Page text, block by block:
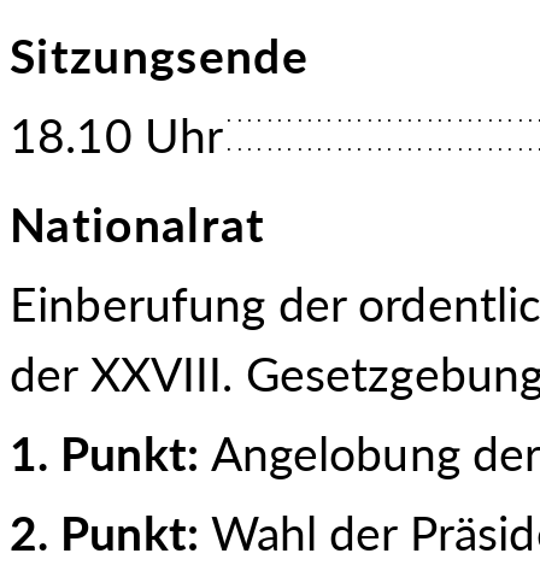
Sitzungsende
18.10 Uhr
Nationalrat
Einberufung der
der XXVIII.
1. Punkt: Angelobung
2. Punkt: Wahl der